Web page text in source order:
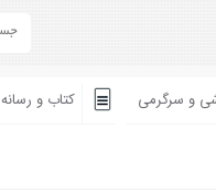
و سرگرمی کتاب و رسانه